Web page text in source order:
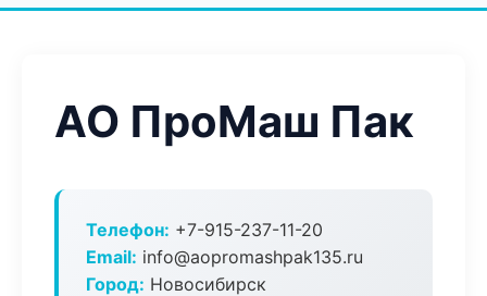
АО ПроМаш Пак
Телефон: +7-915-237-11-20
Email: info@aopromashpak135.ru
Город: Новосибирск